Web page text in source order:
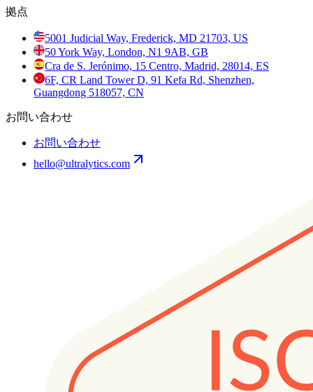
拠点
5001 Judicial Way, Frederick, MD 21703, US
50 York Way, London, N1 9AB, GB
Cra de S. Jerónimo, 15 Centro, Madrid, 28014, ES
6F, CR Land Tower D, 91 Kefa Rd, Shenzhen,
Guangdong 518057, CN
お問い合わせ
お問い合わせ
hello@ultralytics.com